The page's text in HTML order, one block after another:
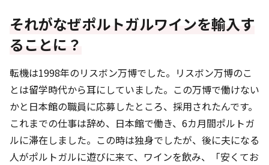
それがなぜポルトガルワインを輸入す
ることに？
転機は1998年のリスボン万博でした。リスボン万博のこ
とは留学時代から耳にしていました。この万博で働けない
かと日本館の職員に応募したところ、採用されたんです。
これまでの仕事は辞め、日本館で働き、6カ月間ポルトガ
ルに滞在しました。この時は独身でしたが、後に夫になる
人がポルトガルに遊びに来て、ワインを飲み、「安くてお